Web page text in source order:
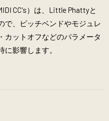
CC's）は、Little Phattyと
で、ピッチベンドやモジュレ
カットオフなどのパラメータ
影響します。